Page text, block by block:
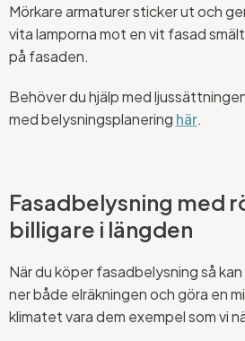
Mörkare armaturer sticker ut och
vita lamporna mot en vit fasad
på fasaden.
Behöver du hjälp med
med belysningsplanering här.
Fasadbelysning med
billigare i längden
När du köper fasadbelysning så
ner både elräkningen och göra en
klimatet vara dem exempel som vi